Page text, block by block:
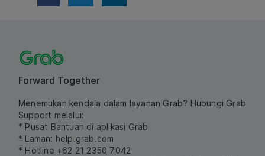
Forward Together
Menemukan kendala dalam layanan Grab? Hubungi Grab
Support melalui:
* Pusat Bantuan di aplikasi Grab
* Laman: help.grab.com
* Hotline +62 21 2350 7042